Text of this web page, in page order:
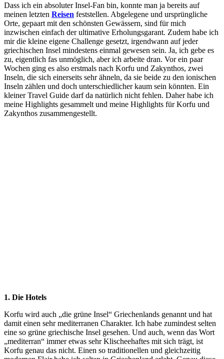
Dass ich ein absoluter Insel-Fan bin, konnte man ja bereits auf
meinen letzten Reisen feststellen. Abgelegene und ursprüngliche
Orte, gepaart mit den schönsten Gewässern, sind für mich
inzwischen einfach der ultimative Erholungsgarant. Zudem habe ich
mir die kleine eigene Challenge gesetzt, irgendwann auf jeder
griechischen Insel mindestens einmal gewesen sein. Ja, ich gebe es
zu, eigentlich fas unmöglich, aber ich arbeite dran. Vor ein paar
Wochen ging es also erstmals nach Korfu und Zakynthos, zwei
Inseln, die sich einerseits sehr ähneln, da sie beide zu den ionischen
Inseln zählen und doch unterschiedlicher kaum sein könnten. Ein
kleiner Travel Guide darf da natürlich nicht fehlen. Daher habe ich
meine Highlights gesammelt und meine Highlights für Korfu und
Zakynthos zusammengestellt.
1. Die Hotels
Korfu wird auch „die grüne Insel“ Griechenlands genannt und hat
damit einen sehr mediterranen Charakter. Ich habe zumindest selten
eine so grüne griechische Insel gesehen. Und auch, wenn das Wort
„mediterran“ immer etwas sehr Klischeehaftes mit sich trägt, ist
Korfu genau das nicht. Einen so traditionellen und gleichzeitig